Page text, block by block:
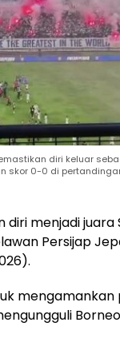
diri keluar
skor 0-0 di
menjadi juara
Persijap